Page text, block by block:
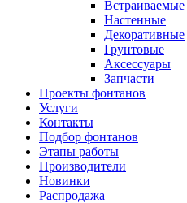
Встраиваемые
Настенные
Декоративные
Грунтовые
Аксессуары
Запчасти
Проекты фонтанов
Услуги
Контакты
Подбор фонтанов
Этапы работы
Производители
Новинки
Распродажа